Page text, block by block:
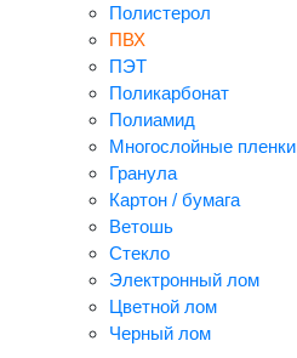
Полистерол
ПВХ
ПЭТ
Поликарбонат
Полиамид
Многослойные пленки
Гранула
Картон / бумага
Ветошь
Стекло
Электронный лом
Цветной лом
Черный лом